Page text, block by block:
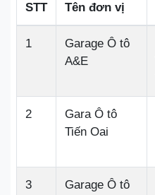
STT Tên đơn vị
1
Garage Ô tô
A&E
2
Gara Ô tô
Tiến Oai
3
Garage Ô tô